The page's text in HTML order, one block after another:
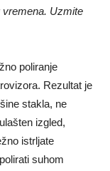
vremena. Uzmite
poliranje
Rezultat je
stakla, ne
izgled,
istrljate
suhom